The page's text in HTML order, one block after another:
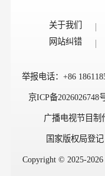
关于我们
网站纠错
举报电话：+86
京ICP备2026026748
广播电视节目制
国家版权局登
Copyright © 2025-2026